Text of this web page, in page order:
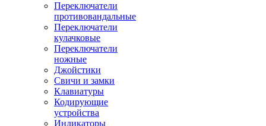
Переключатели
противовандальные
Переключатели
кулачковые
Переключатели
ножные
Джойстики
Свичи и замки
Клавиатуры
Кодирующие
устройства
Индикаторы